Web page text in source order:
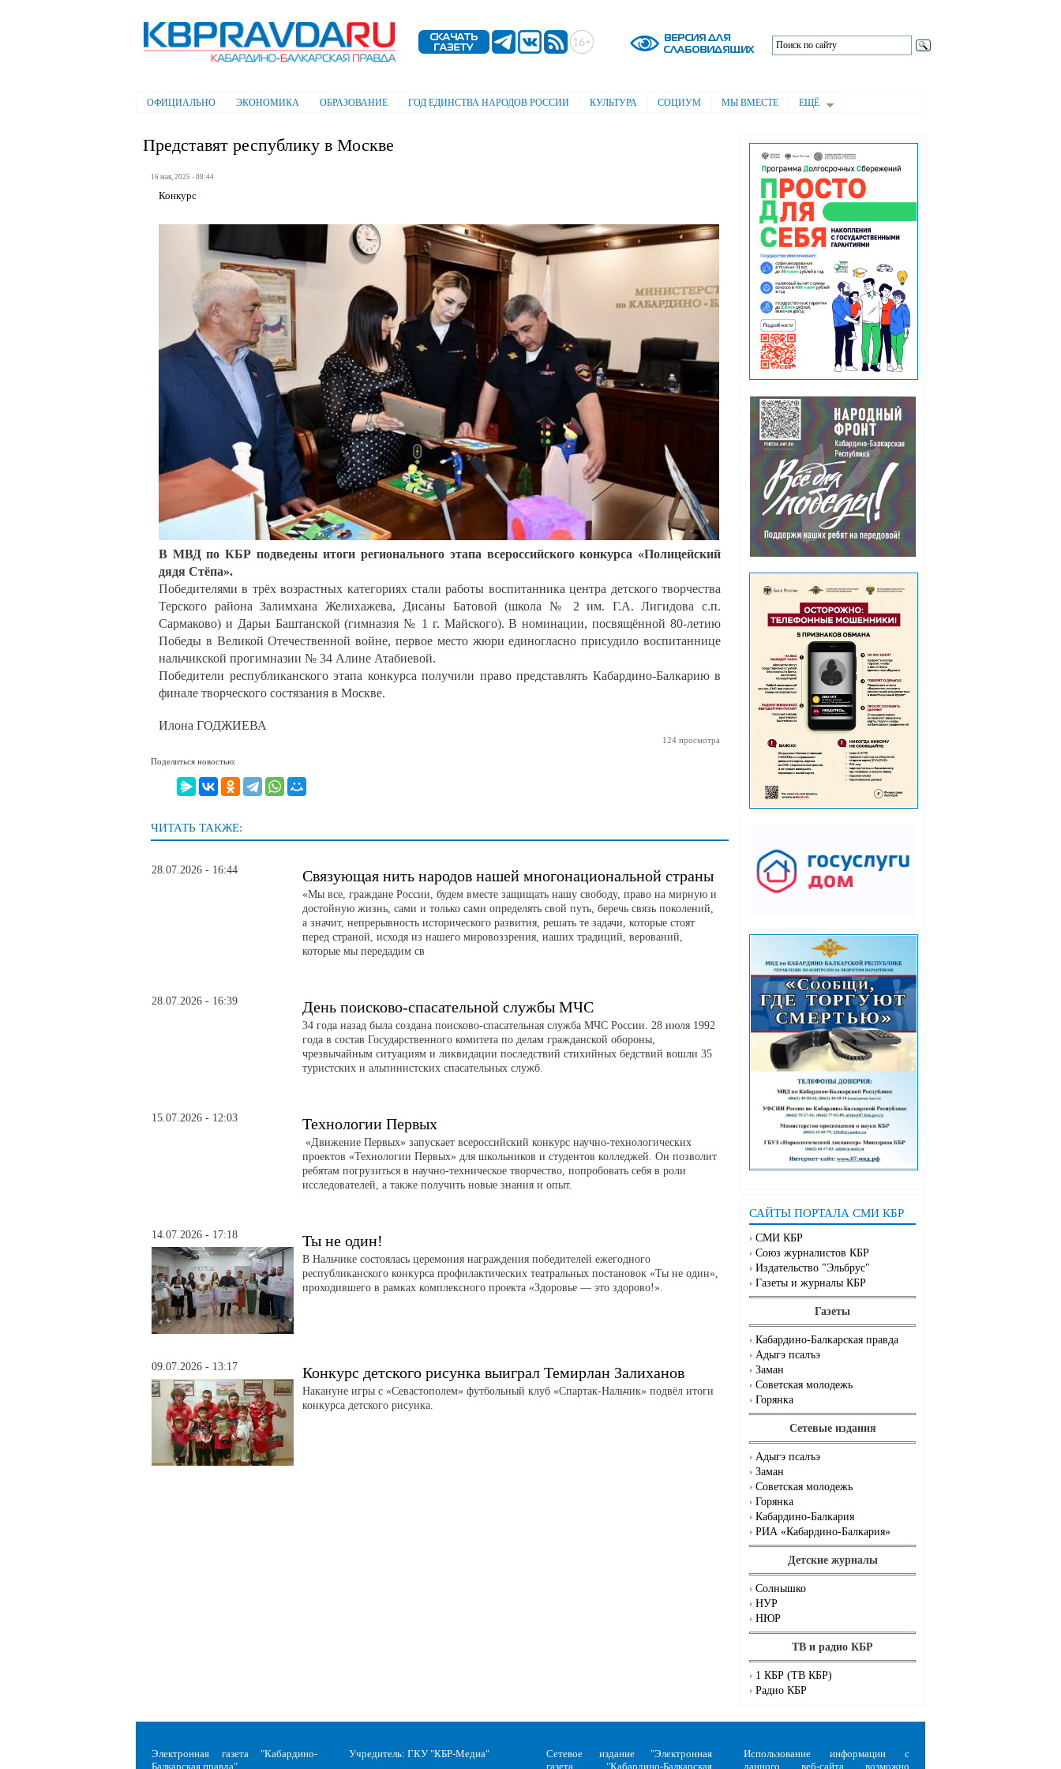
содержанию
Электронная газета "Кабардино-
Балкарская правда"
Главное меню
ОФИЦИАЛЬНО ЭКОНОМИКА ОБРАЗОВАНИЕ ГОД ЕДИНСТВА НАРОДОВ РОССИИ КУЛЬТУРА СОЦИУМ МЫ ВМЕСТЕ ЕЩЁ
САЙТЫ ПОРТАЛА СМИ КБР
СМИ КБР
Союз журналистов КБР
Издательство "Эльбрус"
Газеты и журналы КБР
Газеты
Кабардино-Балкарская правда
Адыгэ псалъэ
Заман
Советская молодежь
Горянка
Сетевые издания
Адыгэ псалъэ
Заман
Советская молодежь
Горянка
Кабардино-Балкария
РИА «Кабардино-Балкария»
Детские журналы
Солнышко
НУР
НЮР
ТВ и радио КБР
1 КБР (ТВ КБР)
Радио КБР
Представят республику в Москве
16 мая, 2025 - 08:44
Конкурс
В МВД по КБР подведены итоги регионального этапа всероссийского конкурса «Полицейский
дядя Стёпа».
Победителями в трёх возрастных категориях стали работы воспитанника центра детского творчества
Терского района Залимхана Желихажева, Дисаны Батовой (школа № 2 им. Г.А. Лигидова с.п.
Сармаково) и Дарьи Баштанской (гимназия № 1 г. Майского). В номинации, посвящённой 80-летию
Победы в Великой Отечественной войне, первое место жюри единогласно присудило воспитаннице
нальчикской прогимназии № 34 Алине Атабиевой.
Победители республиканского этапа конкурса получили право представлять Кабардино-Балкарию в
финале творческого состязания в Москве.
Илона ГОДЖИЕВА
124 просмотра
Поделиться новостью:
ЧИТАТЬ ТАКЖЕ:
28.07.2026 - 16:44 Связующая нить народов нашей многонациональной страны
«Мы все, граждане России, будем вместе защищать нашу свободу, право на мирную и
достойную жизнь, сами и только сами определять свой путь, беречь связь поколений,
а значит, непрерывность исторического развития, решать те задачи, которые стоят
перед страной, исходя из нашего мировоззрения, наших традиций, верований,
которые мы передадим св
28.07.2026 - 16:39 День поисково-спасательной службы МЧС
34 года назад была создана поисково-спасательная служба МЧС России. 28 июля 1992
года в состав Государственного комитета по делам гражданской обороны,
чрезвычайным ситуациям и ликвидации последствий стихийных бедствий вошли 35
туристских и альпинистских спасательных служб.
15.07.2026 - 12:03 Технологии Первых
«Движение Первых» запускает всероссийский конкурс научно-технологических
проектов «Технологии Первых» для школьников и студентов колледжей. Он позволит
ребятам погрузиться в научно-техническое творчество, попробовать себя в роли
исследователей, а также получить новые знания и опыт.
14.07.2026 - 17:18 Ты не один!
В Нальчике состоялась церемония награждения победителей ежегодного
республиканского конкурса профилактических театральных постановок «Ты не один»,
проходившего в рамках комплексного проекта «Здоровье — это здорово!».
09.07.2026 - 13:17 Конкурс детского рисунка выиграл Темирлан Залиханов
Накануне игры с «Севастополем» футбольный клуб «Спартак-Нальчик» подвёл итоги
конкурса детского рисунка.
Электронная газета "Кабардино-
Балкарская правда"
Учредитель: ГКУ "КБР-Медиа"
Сетевое издание "Электронная
газета "Кабардино-Балкарская
Использование информации с
данного веб-сайта возможно